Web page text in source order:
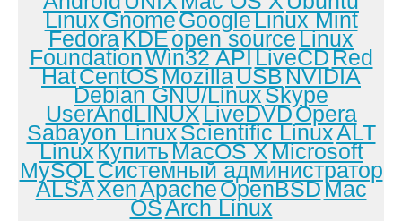
LinuxGnomeGoogleLinux Mint
FedoraKDEopen sourceLinux
FoundationWin32 APILiveCDRed
HatCentOSMozillaUSBNVIDIA
Debian GNU/LinuxSkype
UserAndLINUXLiveDVDOpera
Sabayon LinuxScientific LinuxALT
LinuxКупитьMacOS XMicrosoft
MySQLСистемный администратор
ALSAXenApacheOpenBSDMac
OSArch Linux